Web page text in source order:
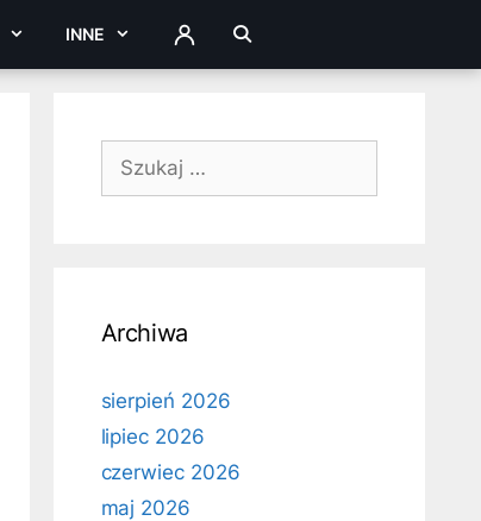
INNE ZALOGUJ
Szukaj:
Archiwa
sierpień 2026
lipiec 2026
czerwiec 2026
maj 2026